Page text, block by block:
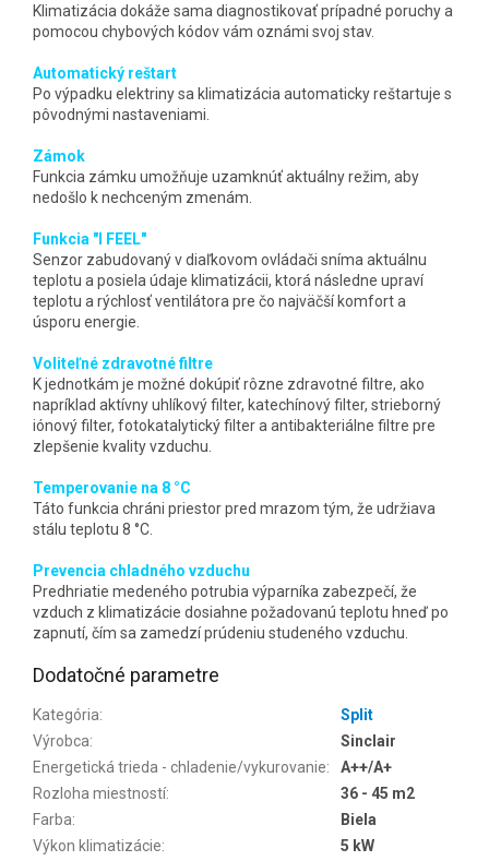
Klimatizácia dokáže sama diagnostikovať prípadné poruchy a
pomocou chybových kódov vám oznámi svoj stav.
Automatický reštart
Po výpadku elektriny sa klimatizácia automaticky reštartuje s
pôvodnými nastaveniami.
Zámok
Funkcia zámku umožňuje uzamknúť aktuálny režim, aby
nedošlo k nechceným zmenám.
Funkcia "I FEEL"
Senzor zabudovaný v diaľkovom ovládači sníma aktuálnu
teplotu a posiela údaje klimatizácii, ktorá následne upraví
teplotu a rýchlosť ventilátora pre čo najväčší komfort a
úsporu energie.
Voliteľné zdravotné filtre
K jednotkám je možné dokúpiť rôzne zdravotné filtre, ako
napríklad aktívny uhlíkový filter, katechínový filter, strieborný
iónový filter, fotokatalytický filter a antibakteriálne filtre pre
zlepšenie kvality vzduchu.
Temperovanie na 8 °C
Táto funkcia chráni priestor pred mrazom tým, že udržiava
stálu teplotu 8 °C.
Prevencia chladného vzduchu
Predhriatie medeného potrubia výparníka zabezpečí, že
vzduch z klimatizácie dosiahne požadovanú teplotu hneď po
zapnutí, čím sa zamedzí prúdeniu studeného vzduchu.
Dodatočné parametre
Kategória:
Split
Výrobca:
Sinclair
Energetická trieda - chladenie/vykurovanie:
A++/A+
Rozloha miestností:
36 - 45 m2
Farba:
Biela
Výkon klimatizácie:
5 kW